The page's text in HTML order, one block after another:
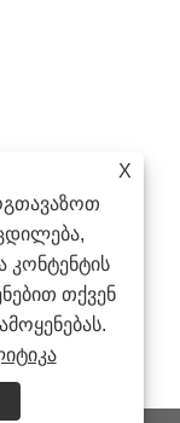
X
კონტენტის
თქვენ